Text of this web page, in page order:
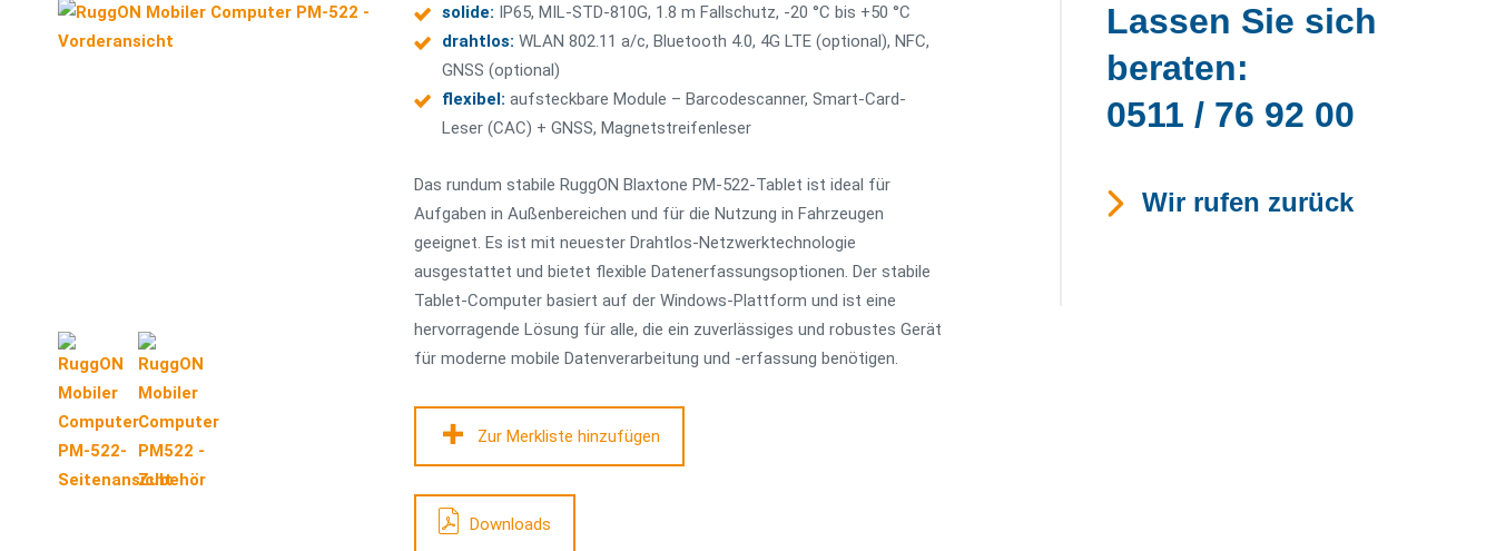
solide: IP65, MIL-STD-810G, 1.8 m Fallschutz, -20 °C bis +50 °C
drahtlos: WLAN 802.11 a/c, Bluetooth 4.0, 4G LTE (optional), NFC,
GNSS (optional)
flexibel: aufsteckbare Module – Barcodescanner, Smart-Card-
Leser (CAC) + GNSS, Magnetstreifenleser
Das rundum stabile RuggON Blaxtone PM-522-Tablet ist ideal für
Aufgaben in Außenbereichen und für die Nutzung in Fahrzeugen
geeignet. Es ist mit neuester Drahtlos-Netzwerktechnologie
ausgestattet und bietet flexible Datenerfassungsoptionen. Der stabile
Tablet-Computer basiert auf der Windows-Plattform und ist eine
hervorragende Lösung für alle, die ein zuverlässiges und robustes Gerät
für moderne mobile Datenverarbeitung und -erfassung benötigen.
Zur Merkliste hinzufügen
Downloads
Lassen Sie sich
beraten:
0511 / 76 92 00
Wir rufen zurück